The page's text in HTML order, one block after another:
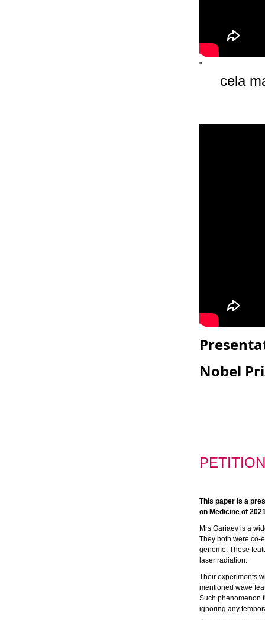
"
cela
Nobel
This paper is a
on Medicine of
Mrs Gariaev is a
They both were co-
genome. These
laser radiation.
Their experiments
mentioned wave
Such phenomenon
ignoring any